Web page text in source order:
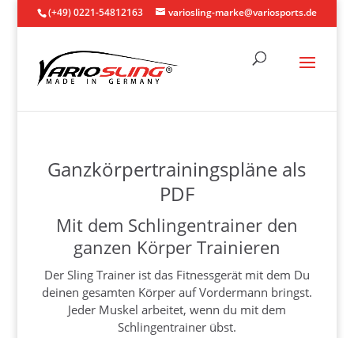
(+49) 0221-54812163 variosling-marke@variosports.de
Ganzkörpertrainingspläne als
PDF
Mit dem Schlingentrainer den
ganzen Körper Trainieren
Der Sling Trainer ist das Fitnessgerät mit dem Du
deinen gesamten Körper auf Vordermann bringst.
Jeder Muskel arbeitet, wenn du mit dem
Schlingentrainer übst.